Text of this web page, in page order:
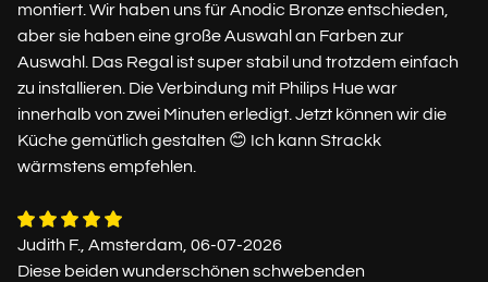
montiert. Wir haben uns für Anodic Bronze entschieden,
aber sie haben eine große Auswahl an Farben zur
Auswahl. Das Regal ist super stabil und trotzdem einfach
zu installieren. Die Verbindung mit Philips Hue war
innerhalb von zwei Minuten erledigt. Jetzt können wir die
Küche gemütlich gestalten 😊 Ich kann Strackk
wärmstens empfehlen.
Judith F., Amsterdam, 06-07-2026
Diese beiden wunderschönen schwebenden